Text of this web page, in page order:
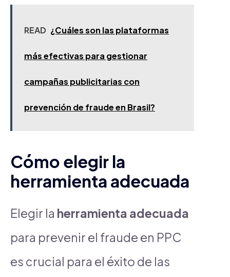
READ ¿Cuáles son las plataformas
más efectivas para gestionar
campañas publicitarias con
prevención de fraude en Brasil?
Cómo elegir la
herramienta adecuada
Elegir la herramienta adecuada
para prevenir el fraude en PPC
es crucial para el éxito de las